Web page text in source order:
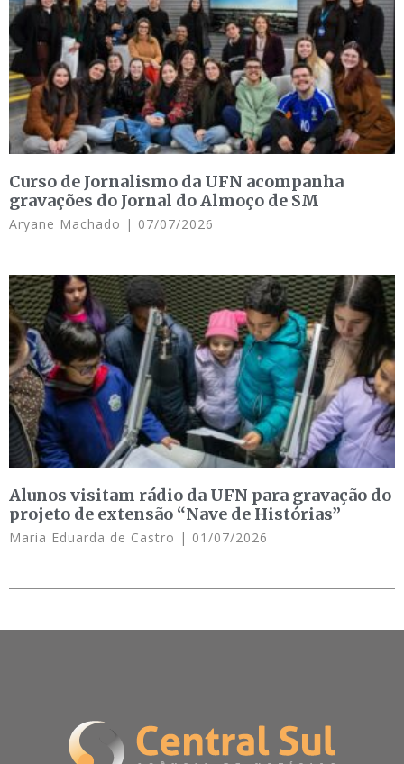
Curso de Jornalismo da UFN acompanha
gravações do Jornal do Almoço de SM
Aryane Machado 07/07/2026
Alunos visitam rádio da UFN para gravação do
projeto de extensão “Nave de Histórias”
Maria Eduarda de Castro 01/07/2026